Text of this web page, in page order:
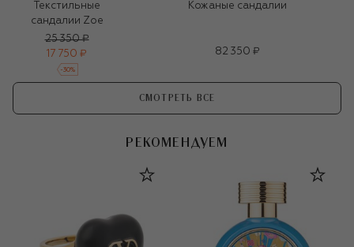
Текстильные
сандалии Zoe
25 350 ₽
17 750 ₽
-30%
Кожаные сандалии
82 350 ₽
СМОТРЕТЬ ВСЕ
РЕКОМЕНДУЕМ